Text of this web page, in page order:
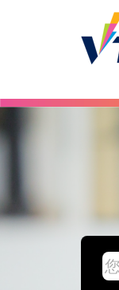
Skip to main content